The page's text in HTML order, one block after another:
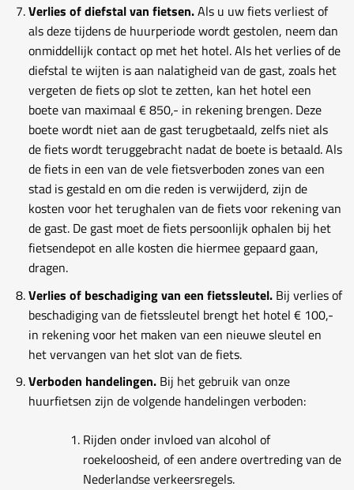
Verlies of diefstal van fietsen.Als u uw fiets verliest of
als deze tijdens de huurperiode wordt gestolen, neem dan
onmiddellijk contact op met het hotel. Als het verlies of de
diefstal te wijten is aan nalatigheid van de gast, zoals het
vergeten de fiets op slot te zetten, kan het hotel een
boete van maximaal € 850,- in rekening brengen. Deze
boete wordt niet aan de gast terugbetaald, zelfs niet als
de fiets wordt teruggebracht nadat de boete is betaald. Als
de fiets in een van de vele fietsverboden zones van een
stad is gestald en om die reden is verwijderd, zijn de
kosten voor het terughalen van de fiets voor rekening van
de gast. De gast moet de fiets persoonlijk ophalen bij het
fietsendepot en alle kosten die hiermee gepaard gaan,
dragen.
Verlies of beschadiging van een fietssleutel.Bij verlies of
beschadiging van de fietssleutel brengt het hotel € 100,-
in rekening voor het maken van een nieuwe sleutel en
het vervangen van het slot van de fiets.
Verboden handelingen.Bij het gebruik van onze
huurfietsen zijn de volgende handelingen verboden:
Rijden onder invloed van alcohol of
roekeloosheid, of een andere overtreding van de
Nederlandse verkeersregels.